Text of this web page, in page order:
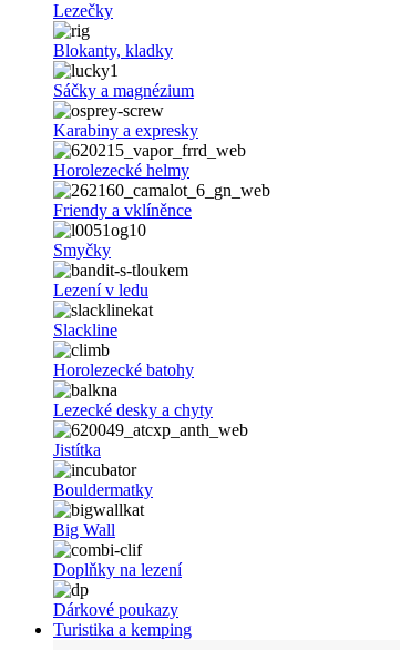
Lezečky
Blokanty, kladky
Sáčky a magnézium
Karabiny a expresky
Horolezecké helmy
Friendy a vklíněnce
Smyčky
Lezení v ledu
Slackline
Horolezecké batohy
Lezecké desky a chyty
Jistítka
Bouldermatky
Big Wall
Doplňky na lezení
Dárkové poukazy
Turistika a kemping